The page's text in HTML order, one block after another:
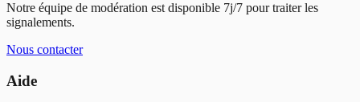
Notre équipe de modération est disponible 7j/7 pour traiter les
signalements.
Nous contacter
Aide